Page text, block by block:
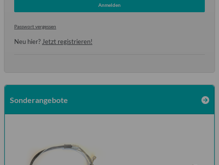
Anmelden
Passwort vergessen
Neu hier?Jetzt registrieren!
Sonderangebote